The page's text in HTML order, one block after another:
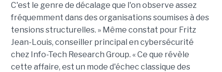
C'est le genre de décalage que l'on observe assez
fréquemment dans des organisations soumises à des
tensions structurelles. » Même constat pour Fritz
Jean-Louis, conseiller principal en cybersécurité
chez Info-Tech Research Group. « Ce que révèle
cette affaire, est un mode d'échec classique des